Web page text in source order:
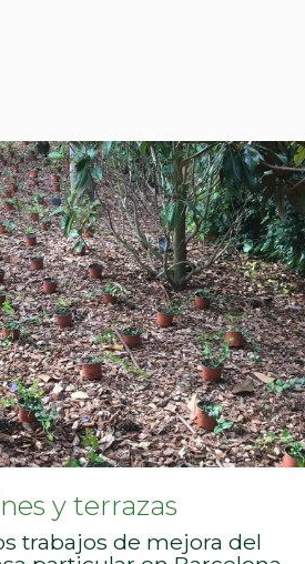
y terrazas
trabajos de mejora del